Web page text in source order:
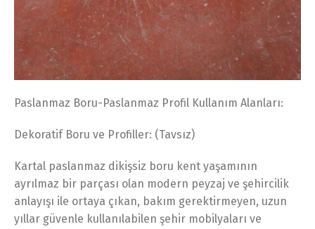
Paslanmaz Boru-Paslanmaz Profil Kullanım Alanları:
Dekoratif Boru ve Profiller: (Tavsız)
Kartal paslanmaz dikişsiz boru kent yaşamının
ayrılmaz bir parçası olan modern peyzaj ve şehircilik
anlayışı ile ortaya çıkan, bakım gerektirmeyen, uzun
yıllar güvenle kullanılabilen şehir mobilyaları ve